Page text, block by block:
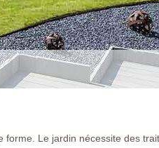
Le jardin nécessite des